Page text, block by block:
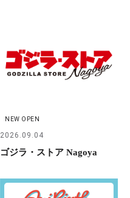
NEW OPEN
2026.09.04
ゴジラ・ストア Nagoya